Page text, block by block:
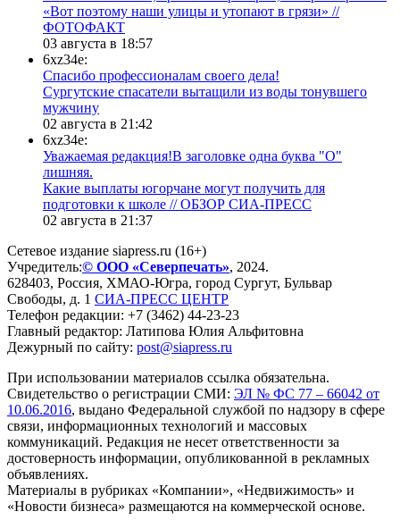
«Вот поэтому наши улицы и утопают в грязи» //
ФОТОФАКТ
03 августа в 18:57
6xz34e:
Спасибо профессионалам своего дела!
Сургутские спасатели вытащили из воды тонувшего
мужчину
02 августа в 21:42
6xz34e:
Уважаемая редакция!В заголовке одна буква "О"
лишняя.
Какие выплаты югорчане могут получить для
подготовки к школе // ОБЗОР СИА-ПРЕСС
02 августа в 21:37
Сетевое издание siapress.ru (16+)
Учредитель:© ООО «Северпечать», 2024.
628403, Россия, ХМАО-Югра, город Сургут, Бульвар
Свободы, д. 1 СИА-ПРЕСС ЦЕНТР
Телефон редакции: +7 (3462) 44-23-23
Главный редактор: Латипова Юлия Альфитовна
Дежурный по сайту: post@siapress.ru
При использовании материалов ссылка обязательна.
Свидетельство о регистрации СМИ: ЭЛ № ФС 77 – 66042 от
10.06.2016, выдано Федеральной службой по надзору в сфере
связи, информационных технологий и массовых
коммуникаций. Редакция не несет ответственности за
достоверность информации, опубликованной в рекламных
объявлениях.
Материалы в рубриках «Компании», «Недвижимость» и
«Новости бизнеса» размещаются на коммерческой основе.